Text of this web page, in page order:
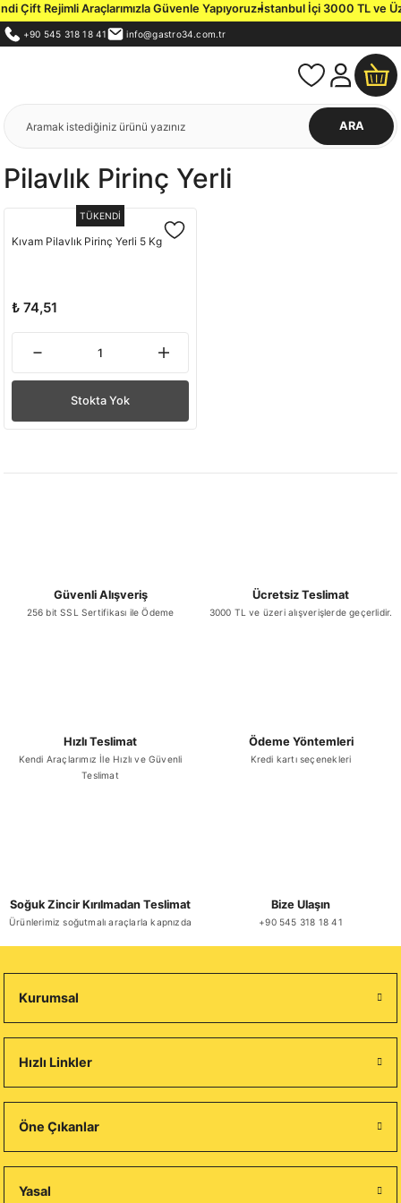
Rejimli Araçlarımızla Güvenle Yapıyoruz.İstanbul İçi 3000 TL ve
+90 545 318 18 41 info@gastro34.com.tr
ARA
Pilavlık Pirinç Yerli
TÜKENDİ
Kıvam Pilavlık Pirinç Yerli 5 Kg
₺ 74,51
Stokta Yok
Güvenli Alışveriş
256 bit SSL Sertifikası ile Ödeme
Ücretsiz Teslimat
3000 TL ve üzeri alışverişlerde geçerlidir.
Hızlı Teslimat
Kendi Araçlarımız İle Hızlı ve Güvenli
Teslimat
Ödeme Yöntemleri
Kredi kartı seçenekleri
Soğuk Zincir Kırılmadan Teslimat
Ürünlerimiz soğutmalı araçlarla kapnızda
Bize Ulaşın
+90 545 318 18 41
Kurumsal
Hızlı Linkler
Öne Çıkanlar
Yasal